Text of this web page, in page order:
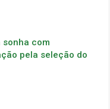
sonha com
pela seleção do